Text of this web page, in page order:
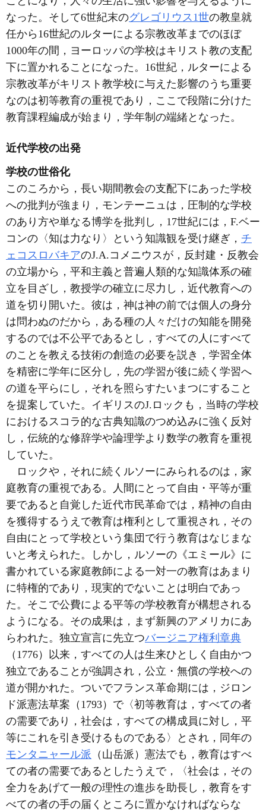
なった。そして6世紀末のグレゴリウス1世の教皇就
任から16世紀のルターによる宗教改革までのほぼ
1000年の間，ヨーロッパの学校はキリスト教の支配
下に置かれることになった。16世紀，ルターによる
宗教改革がキリスト教学校に与えた影響のうち重要
なのは初等教育の重視であり，ここで段階に分けた
教育課程編成が始まり，学年制の端緒となった。
近代学校の出発
学校の世俗化
このころから，長い期間教会の支配下にあった学校
への批判が強まり，モンテーニュは，圧制的な学校
のあり方や単なる博学を批判し，17世紀には，F.ベー
コンの〈知は力なり〉という知識観を受け継ぎ， チ
ェコスロバキアのJ.A.コメニウスが，反封建・反教会
の立場から，平和主義と普遍人類的な知識体系の確
立を目ざし，教授学の確立に尽力し，近代教育への
道を切り開いた。彼は，神は神の前では個人の身分
は問わぬのだから，ある種の人々だけの知能を開発
するのでは不公平であるとし，すべての人にすべて
のことを教える技術の創造の必要を説き，学習全体
を精密に学年に区分し，先の学習が後に続く学習へ
の道を平らにし，それを照らすたいまつにすること
を提案していた。イギリスのJ.ロックも，当時の学校
におけるスコラ的な古典知識のつめ込みに強く反対
し，伝統的な修辞学や論理学より数学の教育を重視
していた。
ロックや，それに続くルソーにみられるのは，家
庭教育の重視である。人間にとって自由・平等が重
要であると自覚した近代市民革命では，精神の自由
を獲得するうえで教育は権利として重視され，その
自由にとって学校という集団で行う教育はなじまな
いと考えられた。しかし，ルソーの《エミール》に
書かれている家庭教師による一対一の教育はあまり
に特権的であり，現実的でないことは明白であっ
た。そこで公費による平等の学校教育が構想される
ようになる。その成果は，まず新興のアメリカにあ
らわれた。独立宣言に先立つバージニア権利章典
（1776）以来，すべての人は生来ひとしく自由かつ
独立であることが強調され，公立・無償の学校への
道が開かれた。ついでフランス革命期には，ジロン
ド派憲法草案（1793）で〈初等教育は，すべての者
の需要であり，社会は，すべての構成員に対し，平
等にこれを引き受けるものである〉とされ，同年の
モンタニャール派 （山岳派）憲法でも，教育はすべ
ての者の需要であるとしたうえで，〈社会は，その
全力をあげて一般の理性の進歩を助長し，教育をす
べての者の手の届くところに置かなければならな